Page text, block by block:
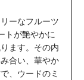
ーなフルーツ
トが艶やかに
ます。その内
合い、華やか
、ウードのミ